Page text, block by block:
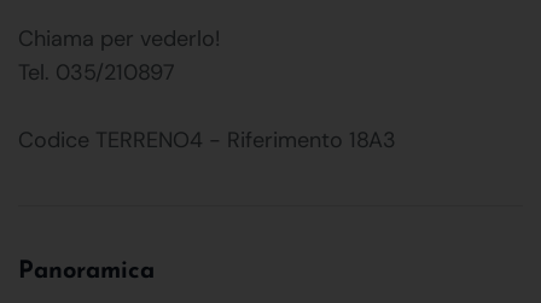
Chiama per vederlo!
Tel. 035/210897
Codice TERRENO4 - Riferimento 18A3
Panoramica